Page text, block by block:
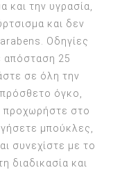
την υγρασία,
και δεν
Οδηγίες
απόσταση 25
σε όλη την
όγκο,
προχωρήστε στο
μπούκλες,
συνεχίστε με το
διαδικασία και